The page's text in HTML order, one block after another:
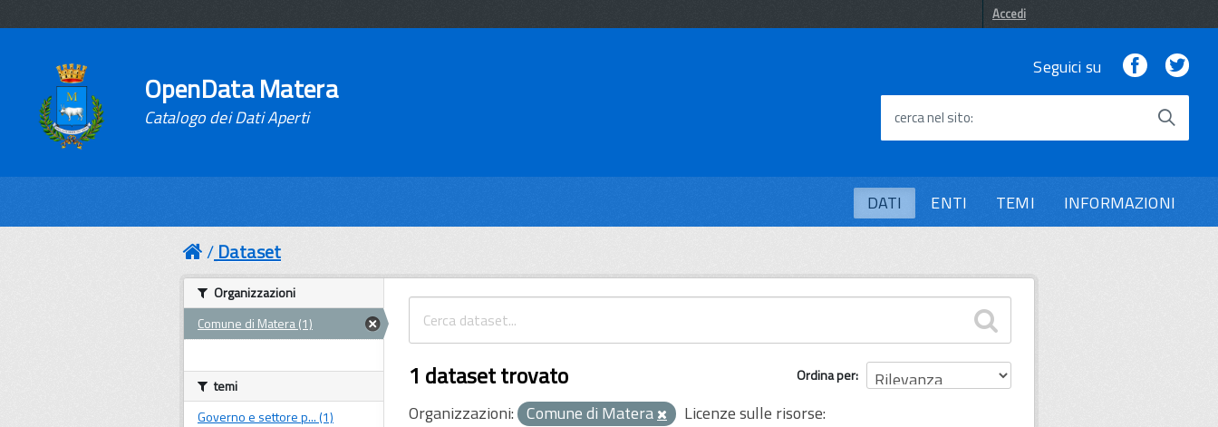
Accedi
OpenData Matera
Catalogo dei Dati Aperti
Seguici su Facebook
cerca nel sito
DATI ENTI TEMI INFORMAZIONI
Dataset
Ordina per
1 dataset trovato
Organizzazioni: Comune di Matera
Licenze sulle risorse:
Organizzazioni
Comune di Matera (1)
temi
Governo e settore p... (1)